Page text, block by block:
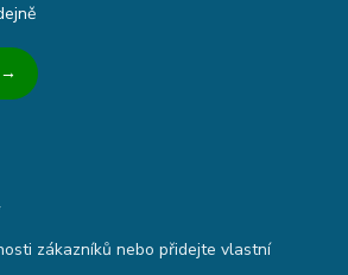
zákazníků nebo přidejte vlastní